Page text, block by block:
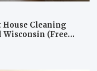
House Cleaning
(Free